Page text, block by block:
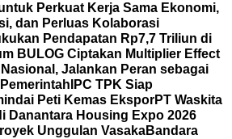
Perkuat Kerja Sama Ekonomi,
dan Perluas Kolaborasi
Pendapatan Rp7,7 Triliun di
BULOG Ciptakan Multiplier Effect
Jalankan Peran sebagai
IPC TPK Siap
Peti Kemas EksporPT Waskita
Danantara Housing Expo 2026
Unggulan VasakaBandara